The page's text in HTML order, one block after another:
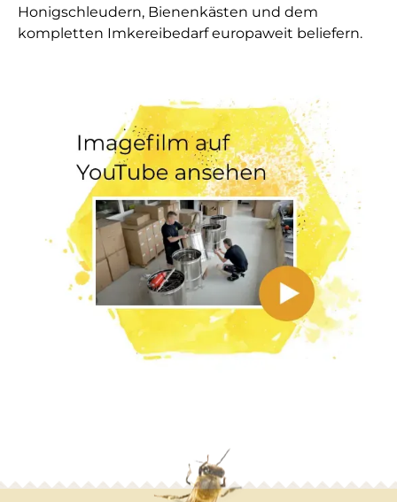
Honigschleudern, Bienenkästen und dem
kompletten Imkereibedarf europaweit beliefern.